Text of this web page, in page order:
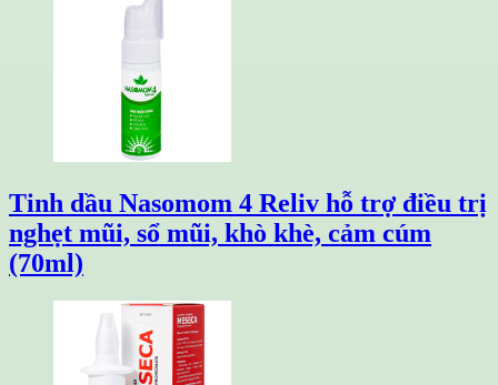
Tinh dầu Nasomom 4 Reliv hỗ trợ điều trị
nghẹt mũi, sổ mũi, khò khè, cảm cúm
(70ml)